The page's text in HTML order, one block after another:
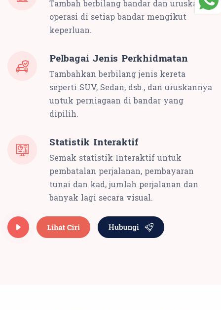
Tambah berbilang bandar dan uruskan
operasi di setiap bandar mengikut
keperluan.
Pelbagai Jenis Perkhidmatan
Tambahkan berbilang jenis kereta
seperti SUV, Sedan, dsb., dan uruskannya
untuk perniagaan di bandar yang
dipilih.
Statistik Interaktif
Semak statistik Interaktif untuk
pembatalan perjalanan, pembayaran
tunai dan kad, jumlah perjalanan dan
banyak lagi secara visual.